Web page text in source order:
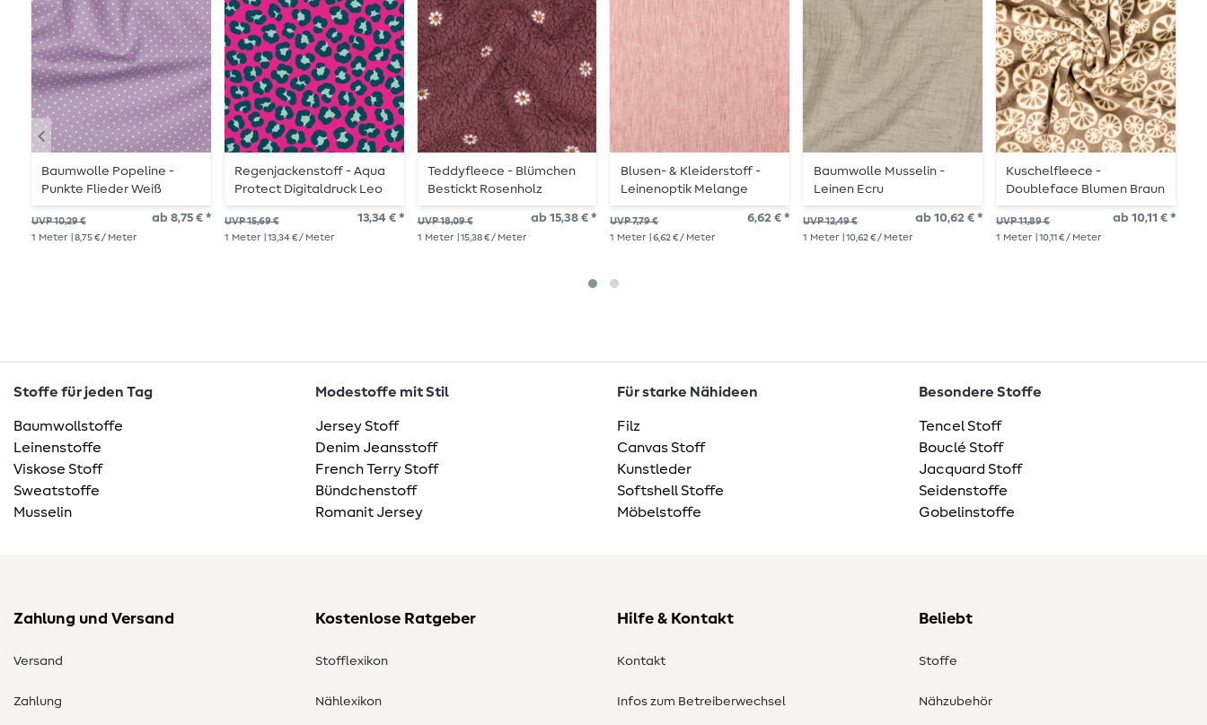
Baumwolle Popeline -
Punkte Flieder Weiß
UVP 10,29 € ab 8,75 € *
1 Meter | 8,75 € / Meter
Regenjackenstoff - Aqua
Protect Digitaldruck Leo
Fuchsia
UVP 15,69 € 13,34 € *
1 Meter | 13,34 € / Meter
Teddyfleece - Blümchen
Bestickt Rosenholz
UVP 18,09 € ab 15,38 € *
1 Meter | 15,38 € / Meter
Blusen- & Kleiderstoff -
Leinenoptik Melange
Altrosa
UVP 7,79 € 6,62 € *
1 Meter | 6,62 € / Meter
Baumwolle Musselin -
Leinen Ecru
UVP 12,49 € ab 10,62 € *
1 Meter | 10,62 € / Meter
Kuschelfleece -
Doubleface Blumen Braun
UVP 11,89 € ab 10,11 € *
1 Meter | 10,11 € / Meter
Stoffe für jeden Tag
Baumwollstoffe
Leinenstoffe
Viskose Stoff
Sweatstoffe
Musselin
Modestoffe mit Stil
Jersey Stoff
Denim Jeansstoff
French Terry Stoff
Bündchenstoff
Romanit Jersey
Für starke Nähideen
Filz
Canvas Stoff
Kunstleder
Softshell Stoffe
Möbelstoffe
Besondere Stoffe
Tencel Stoff
Bouclé Stoff
Jacquard Stoff
Seidenstoffe
Gobelinstoffe
Zahlung und Versand
Versand
Zahlung
Kostenlose Ratgeber
Stofflexikon
Nählexikon
Hilfe & Kontakt
Kontakt
Infos zum Betreiberwechsel
Beliebt
Stoffe
Nähzubehör